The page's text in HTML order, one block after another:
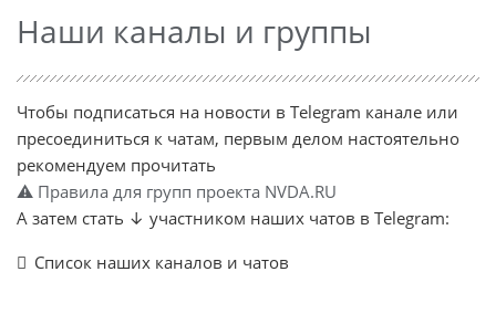
Наши каналы и группы
Чтобы подписаться на новости в Telegram канале или
пресоединиться к чатам, первым делом настоятельно
рекомендуем прочитать
⚠ Правила для групп проекта NVDA.RU
А затем стать ↓ участником наших чатов в Telegram:
Список наших каналов и чатов